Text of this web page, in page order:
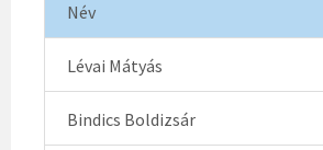
Név
Lévai Mátyás
Bindics Boldizsár